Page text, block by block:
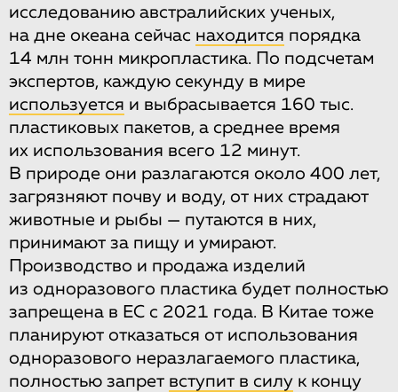
исследованию австралийских ученых,
на дне океана сейчас находится порядка
14 млн тонн микропластика. По подсчетам
экспертов, каждую секунду в мире
используется и выбрасывается 160 тыс.
пластиковых пакетов, а среднее время
их использования всего 12 минут.
В природе они разлагаются около 400 лет,
загрязняют почву и воду, от них страдают
животные и рыбы — путаются в них,
принимают за пищу и умирают.
Производство и продажа изделий
из одноразового пластика будет полностью
запрещена в ЕС с 2021 года. В Китае тоже
планируют отказаться от использования
одноразового неразлагаемого пластика,
полностью запрет вступит в силу к концу